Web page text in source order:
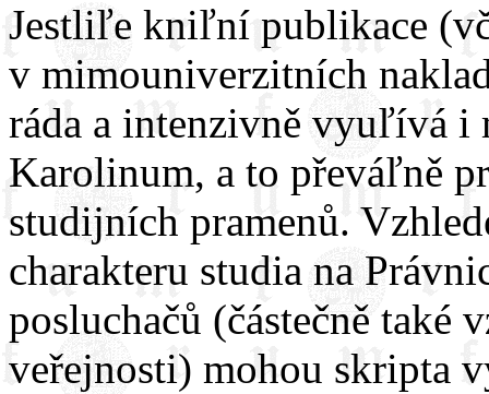
Jestliľe kniľní publikace
v mimouniverzitních
ráda a intenzivně vyuľívá
Karolinum, a to převáľně
studijních pramenů.
charakteru studia na
posluchačů (částečně také
veřejnosti) mohou skripta